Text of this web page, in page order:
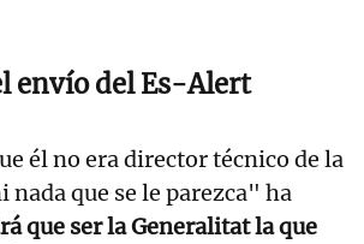
envío del Es-Alert
él no era director técnico de la
que se le parezca" ha
que ser la Generalitat la que